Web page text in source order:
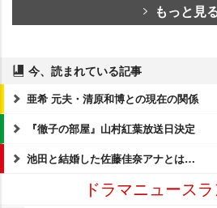
もっと見
今、読まれている記事
亜希 元夫・清原和博との現在の関係
『徹子の部屋』山村紅葉放送日決定
池田と結婚した佐藤佳奈アナとは…
ドラマニュース